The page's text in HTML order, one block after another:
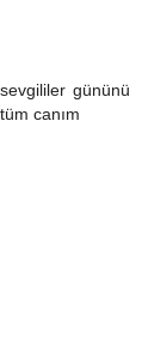
gününü
canım